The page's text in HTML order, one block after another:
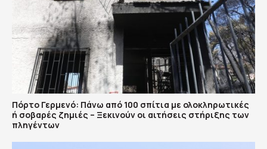
Πόρτο Γερμενό: Πάνω από 100 σπίτια με ολοκληρωτικές
ή σοβαρές ζημιές – Ξεκινούν οι αιτήσεις στήριξης των
πληγέντων